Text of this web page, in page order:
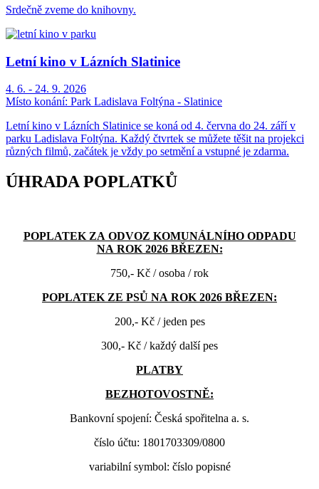
Srdečně zveme do knihovny.
Letní kino v Lázních Slatinice
4. 6. - 24. 9. 2026
Místo konání: Park Ladislava Foltýna - Slatinice
Letní kino v Lázních Slatinice se koná od 4. června do 24. září v
parku Ladislava Foltýna. Každý čtvrtek se můžete těšit na projekci
různých filmů, začátek je vždy po setmění a vstupné je zdarma.
ÚHRADA POPLATKŮ
POPLATEK ZA ODVOZ KOMUNÁLNÍHO ODPADU
NA ROK 2026 BŘEZEN:
750,- Kč / osoba / rok
POPLATEK ZE PSŮ NA ROK 2026 BŘEZEN:
200,- Kč / jeden pes
300,- Kč / každý další pes
PLATBY
BEZHOTOVOSTNĚ:
Bankovní spojení: Česká spořitelna a. s.
číslo účtu: 1801703309/0800
variabilní symbol: číslo popisné